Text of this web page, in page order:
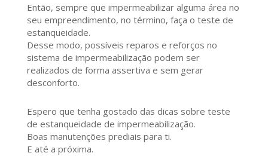
Então, sempre que impermeabilizar alguma área no
seu empreendimento, no término, faça o teste de
estanqueidade.
Desse modo, possíveis reparos e reforços no
sistema de impermeabilização podem ser
realizados de forma assertiva e sem gerar
desconforto.
Espero que tenha gostado das dicas sobre teste
de estanqueidade de impermeabilização.
Boas manutenções prediais para ti.
E até a próxima.